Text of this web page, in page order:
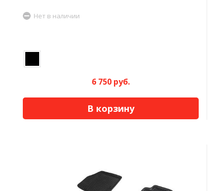
Нет в наличии
6 750 руб.
В корзину